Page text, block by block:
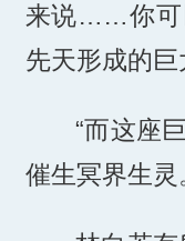
来说……你可
先天形成的巨
“而这座
催生冥界生灵